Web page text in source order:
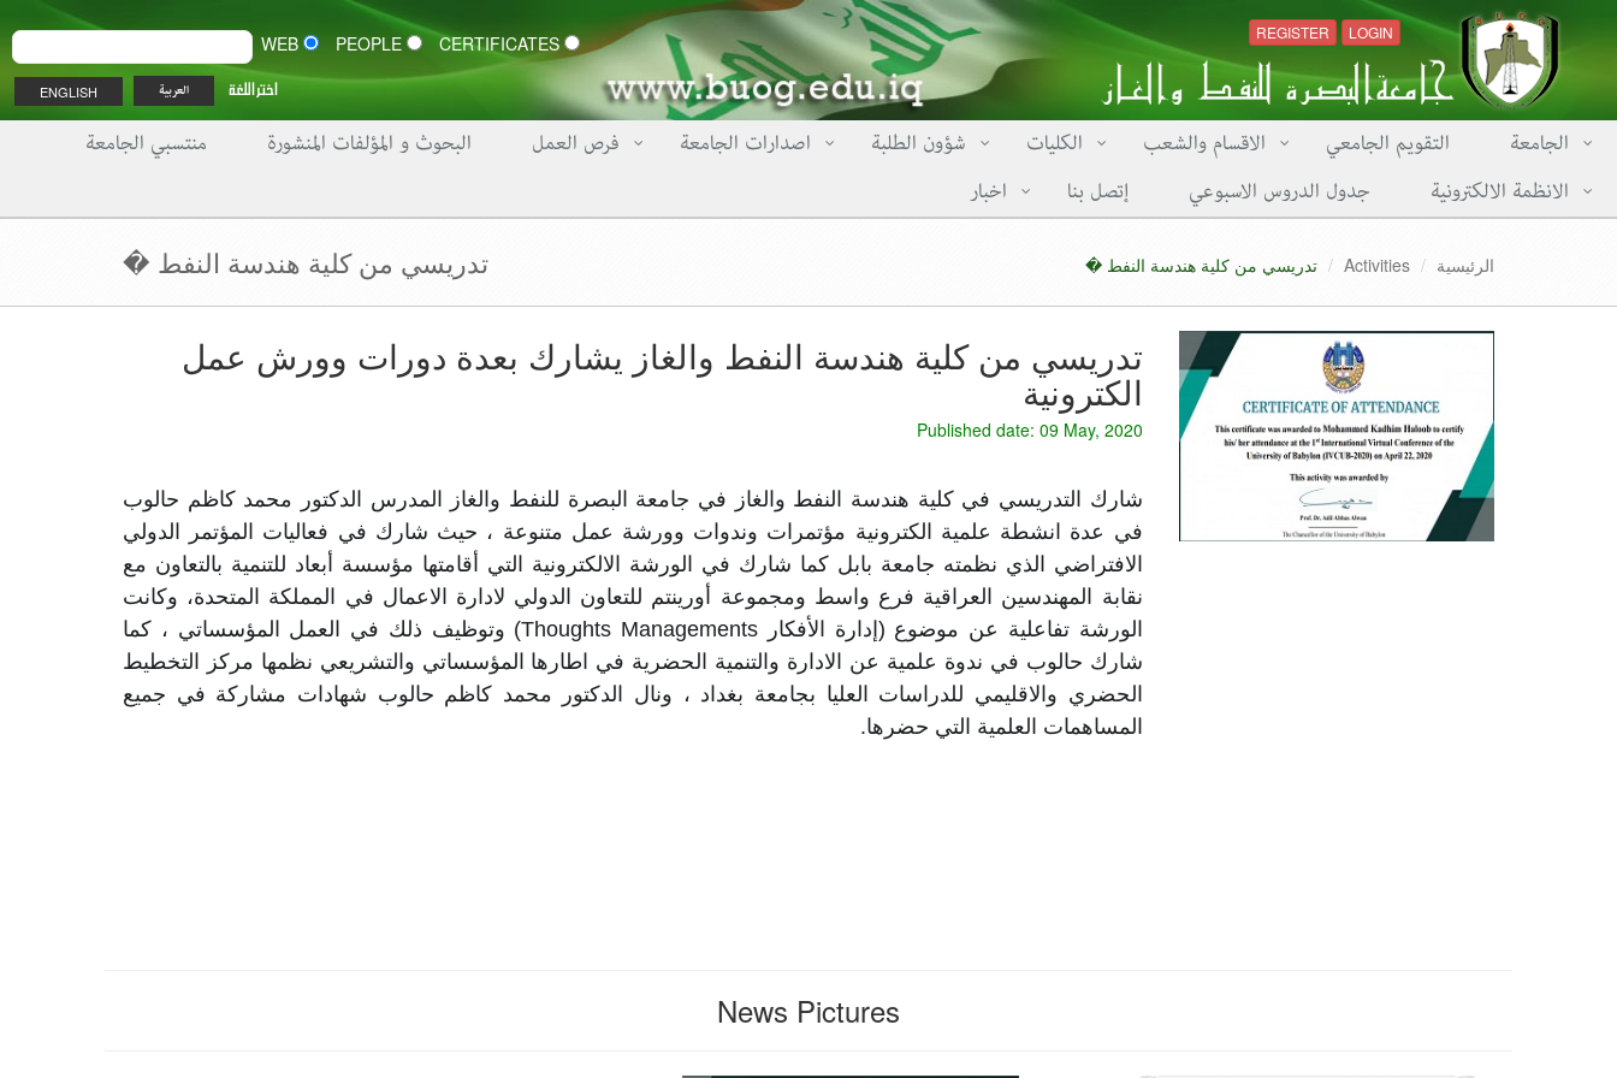
LOGIN
REGISTER
CERTIFICATES
اختر اللغة العربية ENGLISH
الجامعة التقويم الجامعي الاقسام والشعب الكليات شؤون الطلبة اصدارات الجامعة فرص العمل البحوث و المؤلفات المنشورة
منتسبي الجامعة
الانظمة الالكترونية
جدول الدروس الاسبوعي إتصل بنا اخبار
تدريسي من كلية هندسة النفط � الرئيسية Activities تدريسي من كلية هندسة النفط �
تدريسي من كلية هندسة النفط والغاز يشارك بعدة دورات وورش عمل
الكترونية
Published date: 09 May, 2020
المساهمات العلمية التي حضرها.
News Pictures